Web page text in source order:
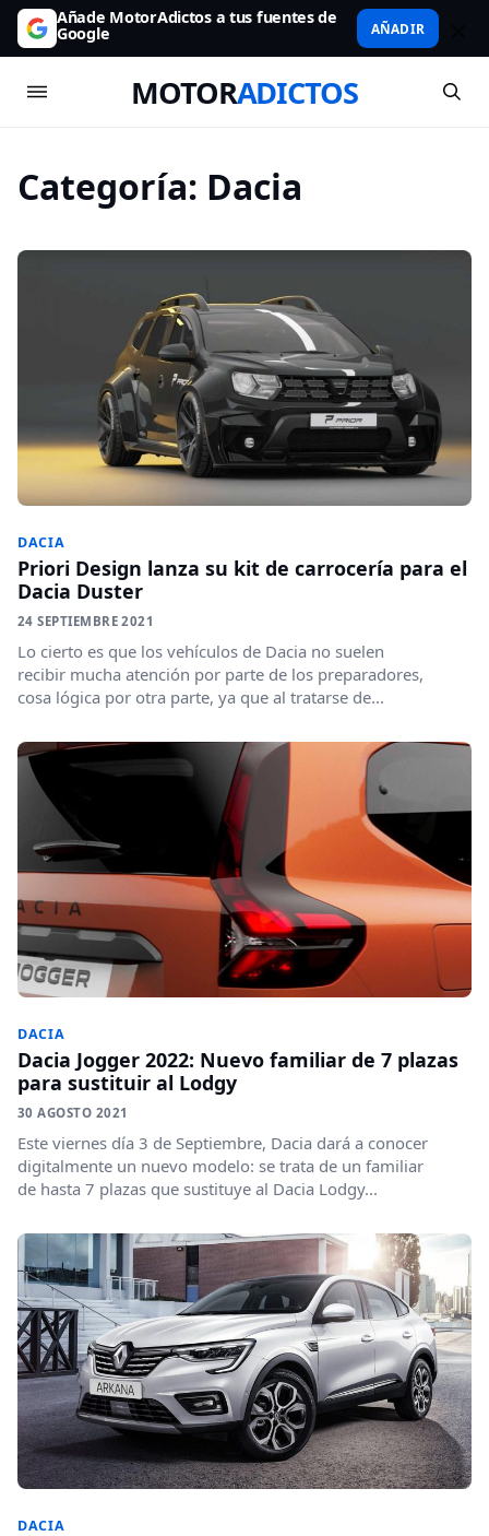
Añade MotorAdictos a tus fuentes de
Google AÑADIR
MOTORADICTOS
Categoría: Dacia
DACIA
Priori Design lanza su kit de carrocería para el
Dacia Duster
24 SEPTIEMBRE 2021
Lo cierto es que los vehículos de Dacia no suelen
recibir mucha atención por parte de los preparadores,
cosa lógica por otra parte, ya que al tratarse de...
DACIA
Dacia Jogger 2022: Nuevo familiar de 7 plazas
para sustituir al Lodgy
30 AGOSTO 2021
Este viernes día 3 de Septiembre, Dacia dará a conocer
digitalmente un nuevo modelo: se trata de un familiar
de hasta 7 plazas que sustituye al Dacia Lodgy...
DACIA